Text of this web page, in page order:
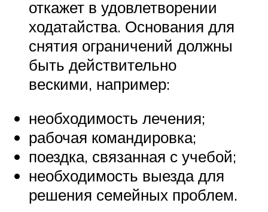
откажет в удовлетворении
ходатайства. Основания для
снятия ограничений должны
быть действительно
вескими, например:
необходимость лечения;
рабочая командировка;
поездка, связанная с учебой;
необходимость выезда для
решения семейных проблем.